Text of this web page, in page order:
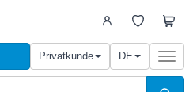
Privatkunde DE